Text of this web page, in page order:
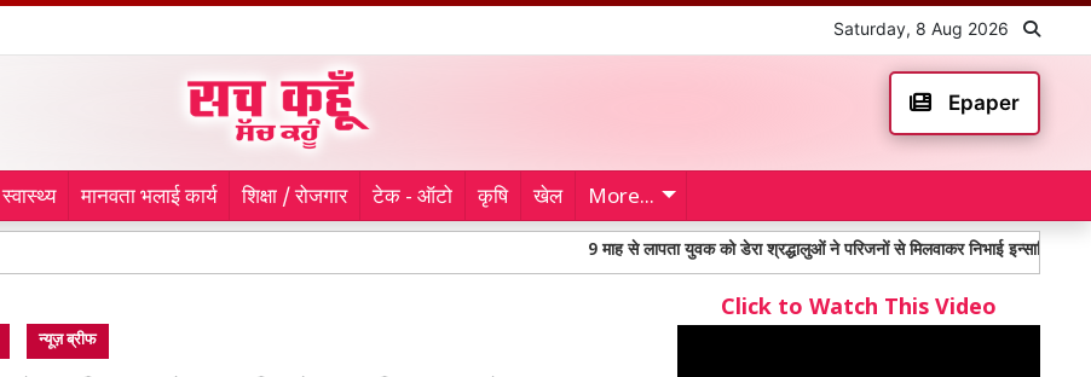
Saturday, 8 Aug 2026
Epaper
स्वास्थ्य मानवता भलाई कार्य शिक्षा / रोजगार टेक - ऑटो कृषि खेल More...
9 माह से लापता युवक को डेरा श्रद्धालुओं ने परिजनों से मिलवाकर निभाई इन्सानियत
न्यूज़ ब्रीफ
Click to Watch This Video